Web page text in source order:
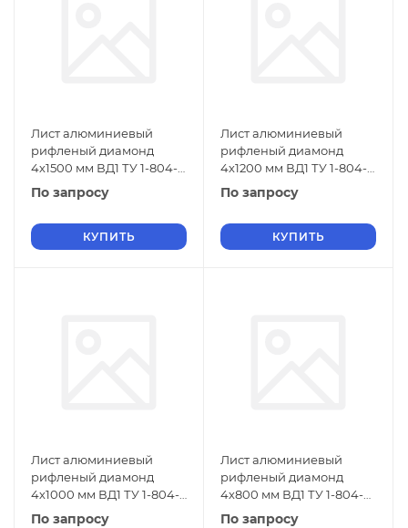
Лист алюминиевый
рифленый диамонд
4х1500 мм ВД1 ТУ 1-804-
432-2006
По запросу
КУПИТЬ
Лист алюминиевый
рифленый диамонд
4х1200 мм ВД1 ТУ 1-804-
432-2006
По запросу
КУПИТЬ
Лист алюминиевый
рифленый диамонд
4х1000 мм ВД1 ТУ 1-804-
432-2006
По запросу
Лист алюминиевый
рифленый диамонд
4х800 мм ВД1 ТУ 1-804-
432-2006
По запросу